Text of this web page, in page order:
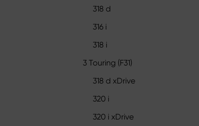
318 d
316 i
318 i
3 Touring (F31)
318 d xDrive
320 i
320 i xDrive